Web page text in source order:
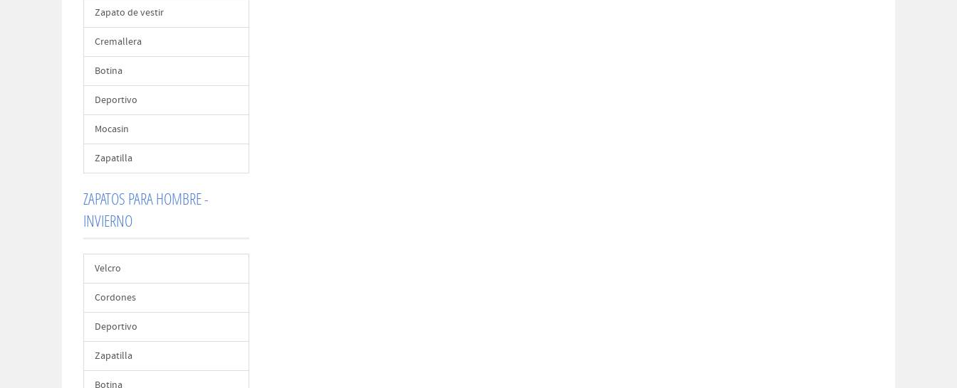
Zapato de vestir
Cremallera
Botina
Deportivo
Mocasin
Zapatilla
ZAPATOS PARA HOMBRE -
INVIERNO
Velcro
Cordones
Deportivo
Zapatilla
Botina